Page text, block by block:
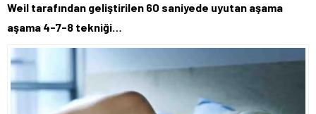
55,0659
Weil tarafından geliştirilen 60 saniyede uyutan aşama
aşama 4-7-8 tekniği…